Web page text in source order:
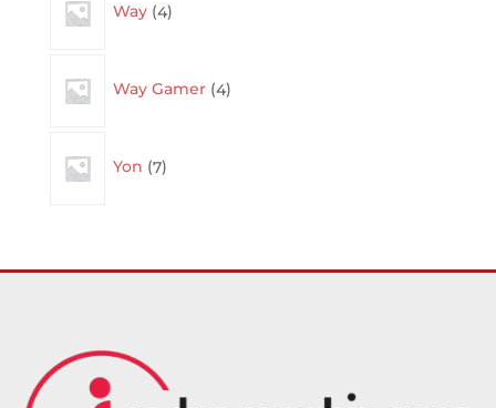
Way 4products
Way Gamer 4products
Yon 7products